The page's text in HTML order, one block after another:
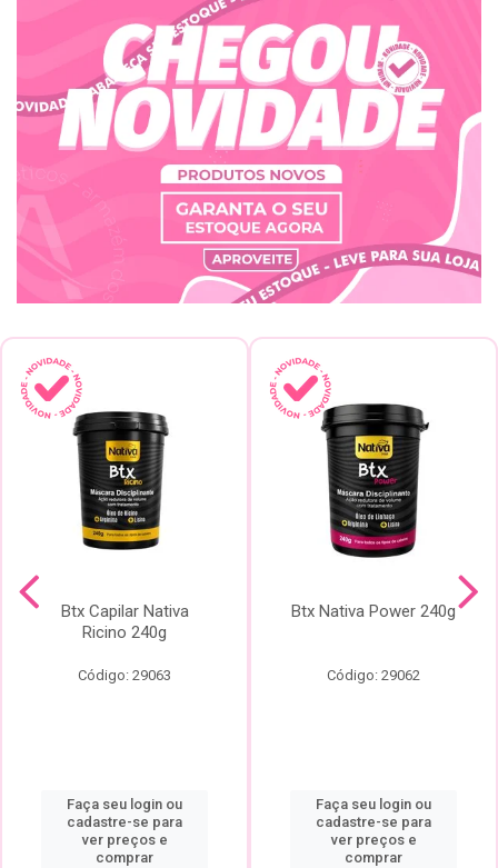
Btx Capilar Nativa
Ricino 240g
Código: 29063
Faça seu login ou
cadastre-se para
ver preços e
comprar
Btx Nativa Power 240g
Código: 29062
Faça seu login ou
cadastre-se para
ver preços e
comprar